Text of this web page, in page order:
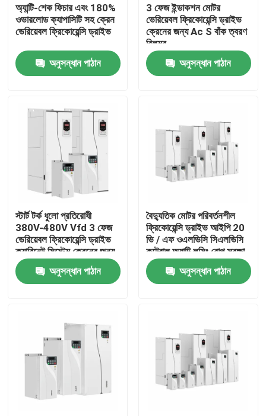
বাড়ি
পণ্য
ভিডিও
আমাদের সম্পর্কে
কারখানা পরিদর্শন
গুণমান নিয়ন্ত্রণ
একটি উদ্ধৃতি অনুরোধ করুন
অ্যান্টি-শেক ফিচার এবং 180%
ওভারলোড ক্যাপাসিটি সহ ক্রেন
ভেরিয়েবল ফ্রিকোয়েন্সি ড্রাইভ
অনুসন্ধান পাঠান
3 ফেজ ইন্ডাকশন মোটর
ভেরিয়েবল ফ্রিকোয়েন্সি ড্রাইভ
ক্রেনের জন্য Ac S বাঁক ত্বরণ
বিলম্ব
অনুসন্ধান পাঠান
স্টার্ট টর্ক ধুলো প্রতিরোধী
380V-480V Vfd 3 ফেজ
ভেরিয়েবল ফ্রিকোয়েন্সি ড্রাইভ
ক্যাবিনেট সিস্টেম ক্রেনের জন্য
অনুসন্ধান পাঠান
বৈদ্যুতিক মোটর পরিবর্তনশীল
ফ্রিকোয়েন্সি ড্রাইভ আইপি 20
ভি / এফ ওএলভিসি সিএলভিসি
কন্ট্রোল অ্যান্টি লসিং রোপ সুরক্ষা
অনুসন্ধান পাঠান